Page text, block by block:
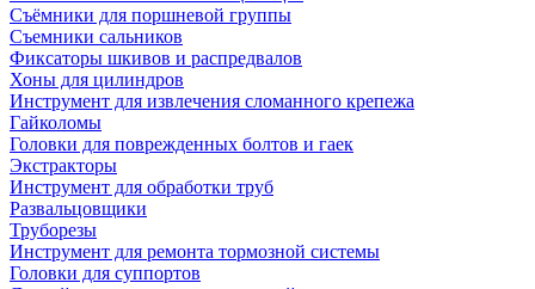
Съёмники для поршневой группы
Съемники сальников
Фиксаторы шкивов и распредвалов
Хоны для цилиндров
Инструмент для извлечения сломанного крепежа
Гайколомы
Головки для поврежденных болтов и гаек
Экстракторы
Инструмент для обработки труб
Развальцовщики
Труборезы
Инструмент для ремонта тормозной системы
Головки для суппортов